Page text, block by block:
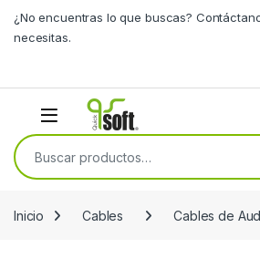
¿No encuentras lo que buscas?
necesitas.
Buscar por:
Inicio Cables Cables de